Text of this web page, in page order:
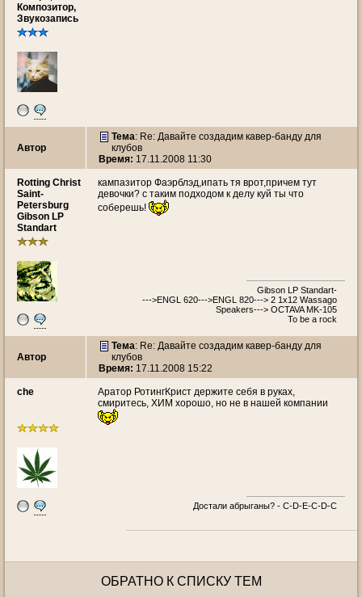
Композитор,
Звукозапись
Автор
Тема: Re: Давайте создадим кавер-банду для
клубов
Время: 17.11.2008 11:30
Rotting Christ
Saint-
Petersburg
Gibson LP
Standart
кампазитор Фаэрблэд,ипать тя врот,причем тут
девочки? с таким подходом к делу куй ты что
соберешь!
Gibson LP Standart-
--->ENGL 620--->ENGL 820---> 2 1x12 Wassago
Speakers---> OCTAVA MK-105
To be a rock
Автор
Тема: Re: Давайте создадим кавер-банду для
клубов
Время: 17.11.2008 15:22
che
Аратор РотингКрист держите себя в руках,
смиритесь, ХИМ хорошо, но не в нашей компании
Достали абрыганы? - С-D-E-C-D-C
ОБРАТНО К СПИСКУ ТЕМ